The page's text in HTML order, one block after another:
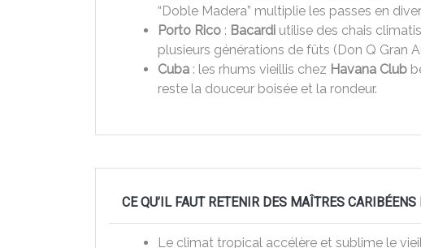
“Doble Madera” multiplie les passes en
Porto Rico : Bacardi utilise des chais
plusieurs générations de fûts (Don Q Gran
Cuba : les rhums vieillis chez Havana Club
reste la douceur boisée et la rondeur.
CE QU’IL FAUT RETENIR DES MAÎTRES
Le climat tropical accélère et sublime le